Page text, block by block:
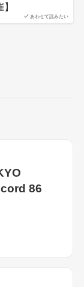
あわせて読みたい
86